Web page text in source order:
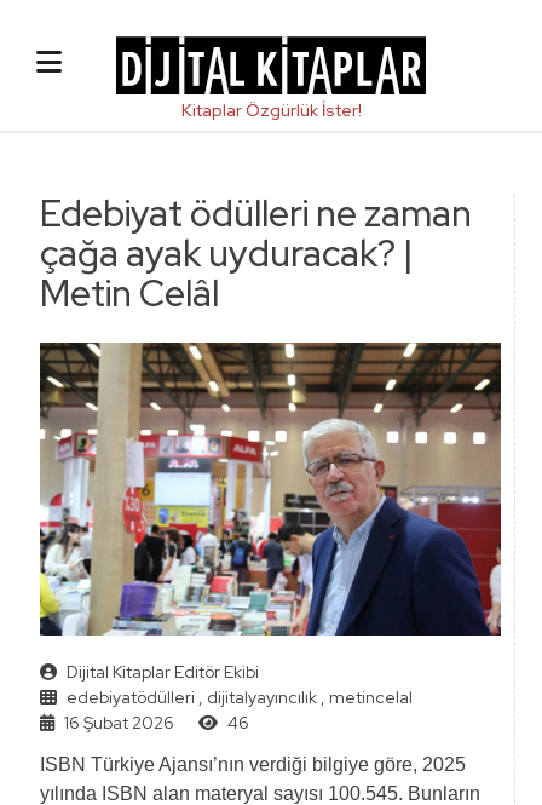
Edebiyat ödülleri ne zaman
çağa ayak uyduracak? |
Metin Celâl
Dijital Kitaplar Editör Ekibi
edebiyatödülleri , dijitalyayıncılık, metincelal
16 Şubat 2026
46
ISBN Türkiye Ajansı’nın verdiği bilgiye göre, 2025
yılında ISBN alan materyal sayısı 100.545. Bunların